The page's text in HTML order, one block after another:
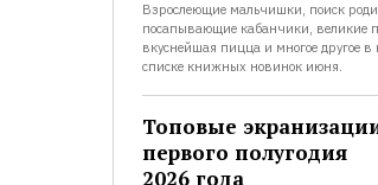
Взрослеющие мальчишки, поиск
посапывающие кабанчики, великие
вкуснейшая пицца и многое другое
списке книжных новинок июня.
Топовые
первого полугодия
2026 года